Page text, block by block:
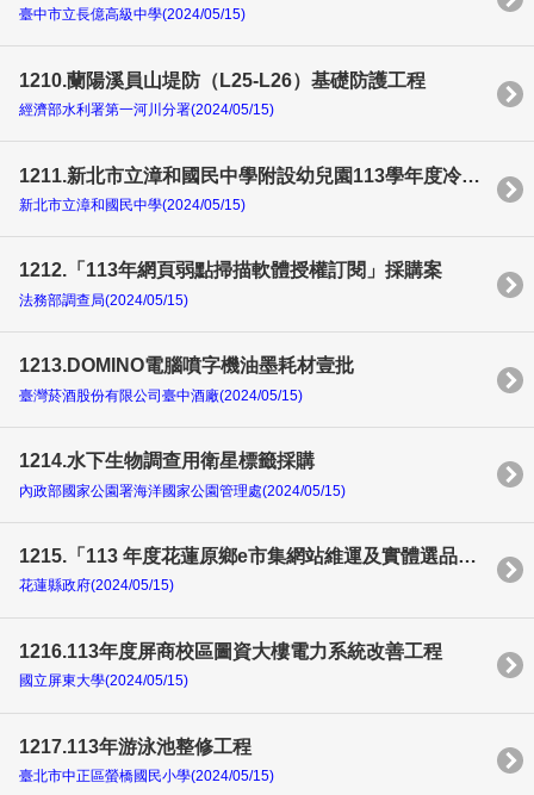
臺中市立長億高級中學(2024/05/15)
1210.蘭陽溪員山堤防（L25-L26）基礎防護工程
經濟部水利署第一河川分署(2024/05/15)
1211.新北市立漳和國民中學附設幼兒園113學年度冷凍食品、飲品及南北貨餐點食材供應
新北市立漳和國民中學(2024/05/15)
1212.「113年網頁弱點掃描軟體授權訂閱」採購案
法務部調查局(2024/05/15)
1213.DOMINO電腦噴字機油墨耗材壹批
臺灣菸酒股份有限公司臺中酒廠(2024/05/15)
1214.水下生物調查用衛星標籤採購
內政部國家公園署海洋國家公園管理處(2024/05/15)
1215.「113 年度花蓮原鄉e市集網站維運及實體選品概念店行銷計畫」勞務採購案 (含114年度後續擴充)
花蓮縣政府(2024/05/15)
1216.113年度屏商校區圖資大樓電力系統改善工程
國立屏東大學(2024/05/15)
1217.113年游泳池整修工程
臺北市中正區螢橋國民小學(2024/05/15)